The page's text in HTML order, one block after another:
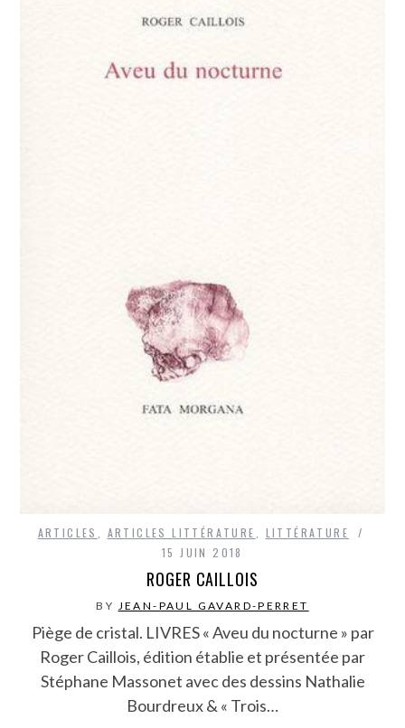
ARTICLES ARTICLES LITTÉRATURE
LITTÉRATURE
15 JUIN 2018
ROGER CAILLOIS
BY JEAN-PAUL GAVARD-PERRET
Piège de cristal. LIVRES « Aveu du nocturne » par
Roger Caillois, édition établie et présentée par
Stéphane Massonet avec des dessins Nathalie
Bourdreux & « Trois…